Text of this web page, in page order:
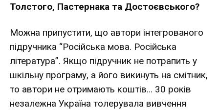
Толстого, Пас­тернака та Достоєвського?
Можна припустити, що авто­ри інтегрованого
підручника “Російська мова. Російська
література”. Якщо підручник не потрапить у
шкільну про­граму, а його викинуть на смітник,
то автори не отрима­ють коштів… 30 років
незалежна Україна толерувала ви­вчення